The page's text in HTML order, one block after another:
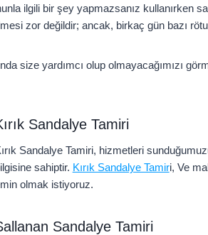
ilgili bir şey yapmazsanız kullanırken
zor değildir; ancak, birkaç gün bazı
size yardımcı olup olmayacağımızı
Sandalye Tamiri
Sandalye Tamiri, hizmetleri
sahiptir. Kırık Sandalye Tamiri, Ve
olmak istiyoruz.
Sandalye Tamiri